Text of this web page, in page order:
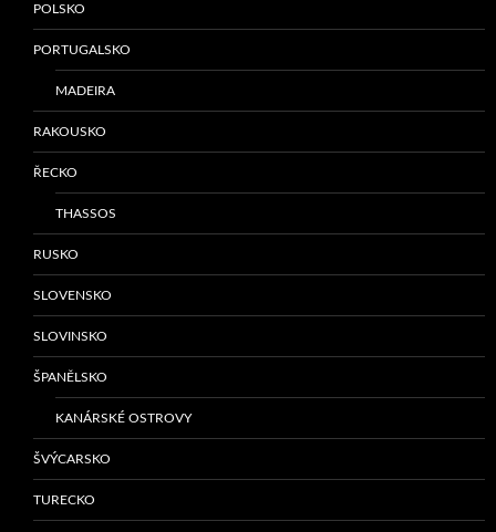
POLSKO
PORTUGALSKO
MADEIRA
RAKOUSKO
ŘECKO
THASSOS
RUSKO
SLOVENSKO
SLOVINSKO
ŠPANĚLSKO
KANÁRSKÉ OSTROVY
ŠVÝCARSKO
TURECKO